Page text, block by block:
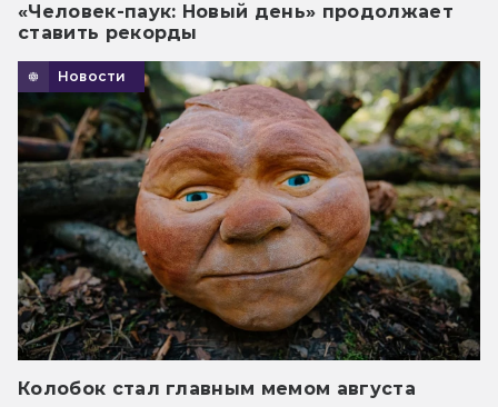
«Человек-паук: Новый день» продолжает
ставить рекорды
Новости
Колобок стал главным мемом августа